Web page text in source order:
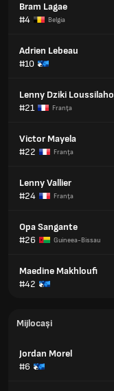
Bram Lagae
#4
Belgia
Adrien Lebeau
#10
Lenny Dziki Loussilaho
#21
Franţa
Victor Mayela
#22
Franţa
Lenny Vallier
#24
Franţa
Opa Sangante
#26
Guineea-Bissau
Maedine Makhloufi
#42
Mijlocași
Jordan Morel
#6